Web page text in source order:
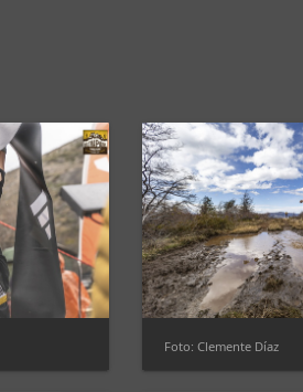
Foto: Clemente Díaz